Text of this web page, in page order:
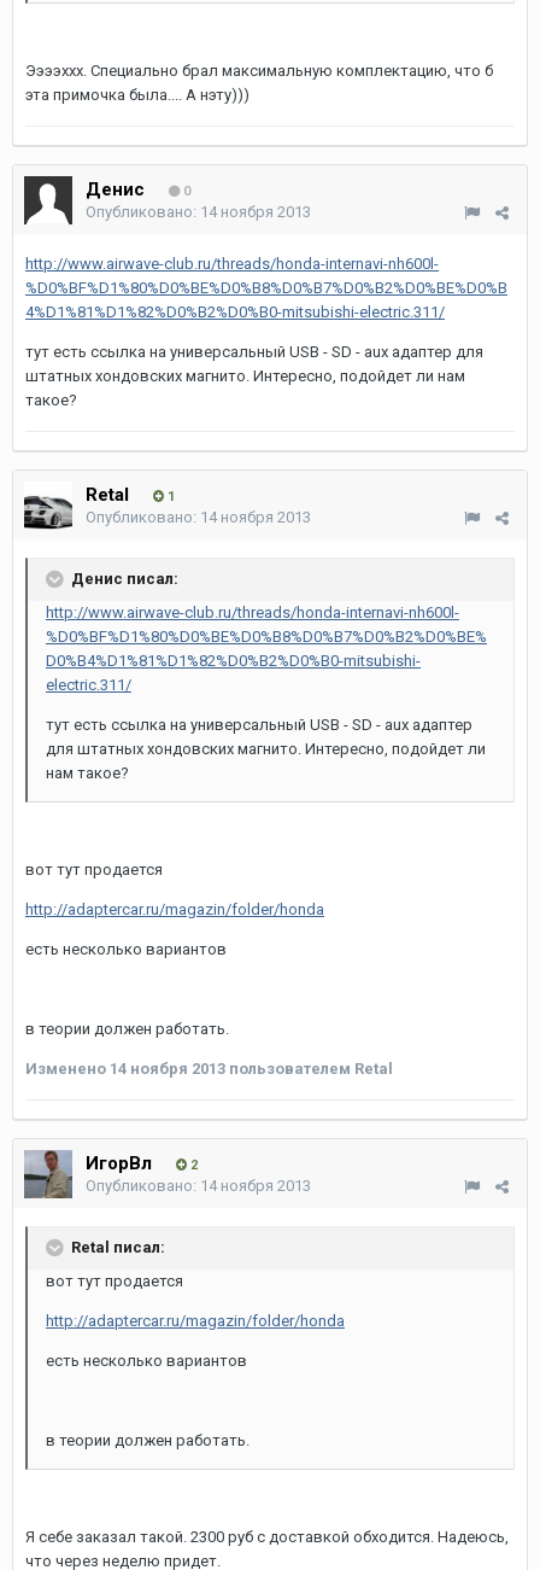
Ээээххх. Специально брал максимальную комплектацию, что б
эта примочка была.... А нэту)))
Денис 0
Опубликовано: 14 ноября 2013
http://www.airwave-club.ru/threads/honda-internavi-nh600l-
%D0%BF%D1%80%D0%BE%D0%B8%D0%B7%D0%B2%D0%BE%D0%B
4%D1%81%D1%82%D0%B2%D0%B0-mitsubishi-electric.311/
тут есть ссылка на универсальный USB - SD - aux адаптер для
штатных хондовских магнито. Интересно, подойдет ли нам
такое?
Retal 1
Опубликовано: 14 ноября 2013
Денис писал:
http://www.airwave-club.ru/threads/honda-internavi-nh600l-
%D0%BF%D1%80%D0%BE%D0%B8%D0%B7%D0%B2%D0%BE%
D0%B4%D1%81%D1%82%D0%B2%D0%B0-mitsubishi-
electric.311/
тут есть ссылка на универсальный USB - SD - aux адаптер
для штатных хондовских магнито. Интересно, подойдет ли
нам такое?
вот тут продается
http://adaptercar.ru/magazin/folder/honda
есть несколько вариантов
в теории должен работать.
Изменено 14 ноября 2013 пользователем Retal
ИгорВл 2
Опубликовано: 14 ноября 2013
Retal писал:
вот тут продается
http://adaptercar.ru/magazin/folder/honda
есть несколько вариантов
в теории должен работать.
Я себе заказал такой. 2300 руб с доставкой обходится. Надеюсь,
что через неделю придет.